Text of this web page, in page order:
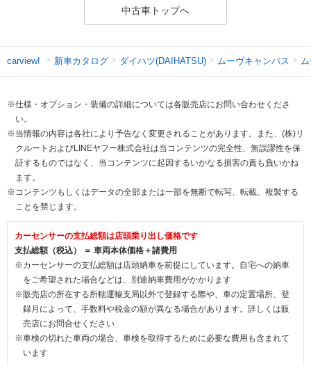
中古車トップへ
carview! 新車カタログ ダイハツ(DAIHATSU) ムーヴキャンバス
※仕様・オプション・装備の詳細については各販売店にお問い合わせくださ
い。
※当情報の内容は各社により予告なく変更されることがあります。また、(株)リ
クルートおよびLINEヤフー株式会社は当コンテンツの完全性、無誤謬性を保
証するものではなく、当コンテンツに起因するいかなる損害の責も負いかね
ます。
※コンテンツもしくはデータの全部または一部を無断で転写、転載、複製する
ことを禁じます。
カーセンサーの支払総額は店頭乗り出し価格です
支払総額（税込） ＝ 車両本体価格＋諸費用
※カーセンサーの支払総額は店頭納車を前提にしています。自宅への納車
をご希望された場合などは、別途納車費用がかかります
※販売店の所在する所轄運輸支局以外で登録する際や、車の定置場所、登
録月によって、手数料や税金の額が異なる場合があります。詳しくは販
売店にお問合せください
※車検の切れた車両の場合、車検を取得するために必要な費用も含まれて
います